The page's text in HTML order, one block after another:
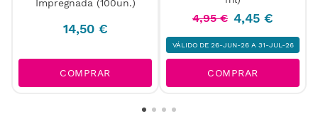
Impregnada (100un.)
14,50 €
COMPRAR
4,95 € 4,45 €
VÁLIDO DE 26-JUN-26 A 31-JUL-26
COMPRAR